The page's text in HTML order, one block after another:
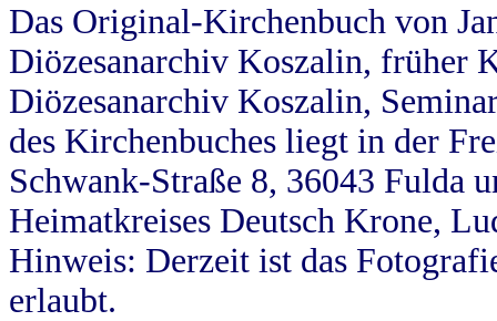
Das Original-Kirchenbuch von
Diözesanarchiv Koszalin, früher
Diözesanarchiv Koszalin,
des Kirchenbuches liegt in der
Schwank-Straße 8, 36043 Fulda
Heimatkreises Deutsch Krone,
Hinweis: Derzeit ist das
erlaubt.